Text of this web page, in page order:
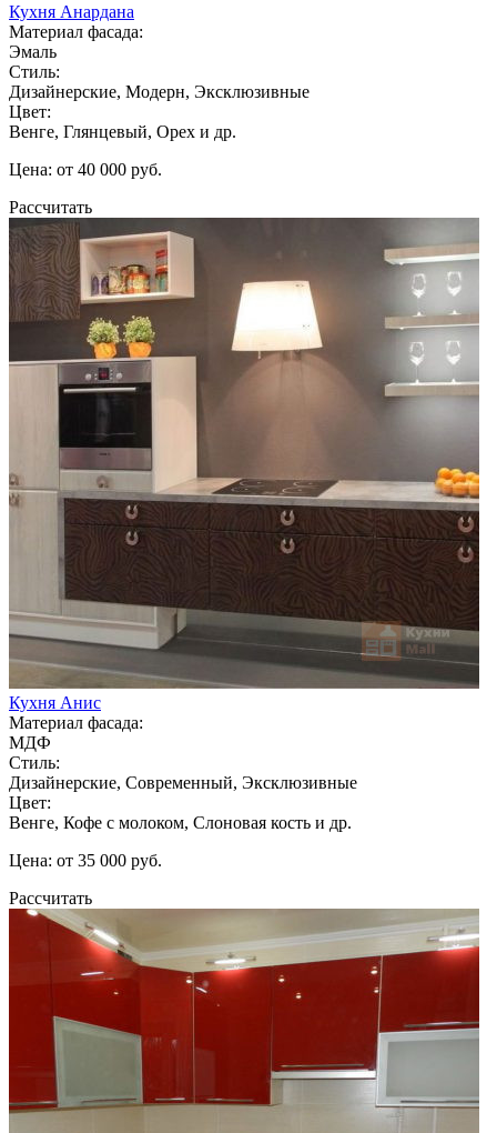
Кухня Анардана
Материал фасада:
Эмаль
Стиль:
Дизайнерские, Модерн, Эксклюзивные
Цвет:
Венге, Глянцевый, Орех и др.
Цена: от 40 000 руб.
Рассчитать
Кухня Анис
Материал фасада:
МДФ
Стиль:
Дизайнерские, Современный, Эксклюзивные
Цвет:
Венге, Кофе с молоком, Слоновая кость и др.
Цена: от 35 000 руб.
Рассчитать